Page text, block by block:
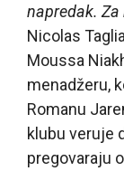
napredak.
Nicolas
Moussa
menadžeru,
Romanu
klubu veruje
pregovaraju